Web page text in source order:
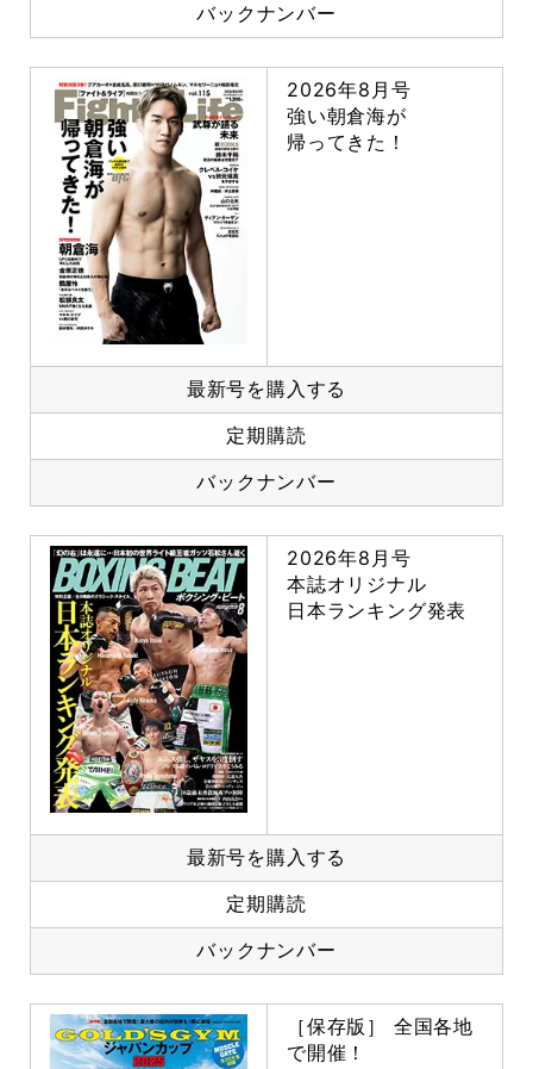
バックナンバー
2026年8月号
強い朝倉海が
帰ってきた！
最新号を購入する
定期購読
バックナンバー
2026年8月号
本誌オリジナル
日本ランキング発表
最新号を購入する
定期購読
バックナンバー
［保存版］ 全国各地
で開催！